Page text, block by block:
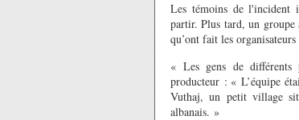
Les témoins de l'incident
partir. Plus tard, un groupe
qu’ont fait les
« Les gens de
producteur : « L’équipe
Vuthaj, un petit village
albanais. »